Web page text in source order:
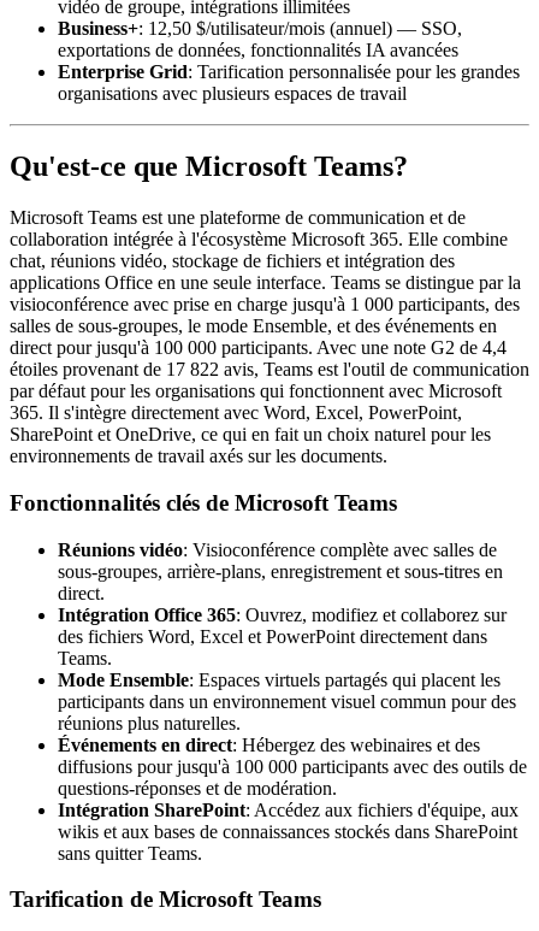
vidéo de groupe, intégrations illimitées
Business+: 12,50 $/utilisateur/mois (annuel) — SSO,
exportations de données, fonctionnalités IA avancées
Enterprise Grid: Tarification personnalisée pour les grandes
organisations avec plusieurs espaces de travail
Qu'est-ce que Microsoft Teams?
Microsoft Teams est une plateforme de communication et de
collaboration intégrée à l'écosystème Microsoft 365. Elle combine
chat, réunions vidéo, stockage de fichiers et intégration des
applications Office en une seule interface. Teams se distingue par la
visioconférence avec prise en charge jusqu'à 1 000 participants, des
salles de sous-groupes, le mode Ensemble, et des événements en
direct pour jusqu'à 100 000 participants. Avec une note G2 de 4,4
étoiles provenant de 17 822 avis, Teams est l'outil de communication
par défaut pour les organisations qui fonctionnent avec Microsoft
365. Il s'intègre directement avec Word, Excel, PowerPoint,
SharePoint et OneDrive, ce qui en fait un choix naturel pour les
environnements de travail axés sur les documents.
Fonctionnalités clés de Microsoft Teams
Réunions vidéo: Visioconférence complète avec salles de
sous-groupes, arrière-plans, enregistrement et sous-titres en
direct.
Intégration Office 365: Ouvrez, modifiez et collaborez sur
des fichiers Word, Excel et PowerPoint directement dans
Teams.
Mode Ensemble: Espaces virtuels partagés qui placent les
participants dans un environnement visuel commun pour des
réunions plus naturelles.
Événements en direct: Hébergez des webinaires et des
diffusions pour jusqu'à 100 000 participants avec des outils de
questions-réponses et de modération.
Intégration SharePoint: Accédez aux fichiers d'équipe, aux
wikis et aux bases de connaissances stockés dans SharePoint
sans quitter Teams.
Tarification de Microsoft Teams